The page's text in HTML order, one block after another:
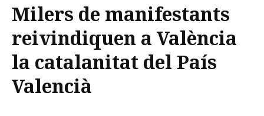
Milers de manifestants
reivindiquen a València
la catalanitat del País
Valencià